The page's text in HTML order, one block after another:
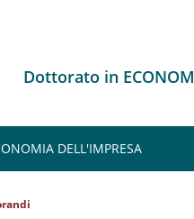
Dottorato in
DELL'IMPRESA